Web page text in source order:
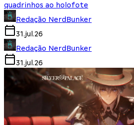
quadrinhos ao holofote
Redação NerdBunker
31.jul.26
Redação NerdBunker
31.jul.26